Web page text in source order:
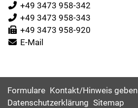
+49 3473 958-342
+49 3473 958-343
+49 3473 958-920
E-Mail
Formulare Kontakt/Hinweis geben
Datenschutzerklärung Sitemap